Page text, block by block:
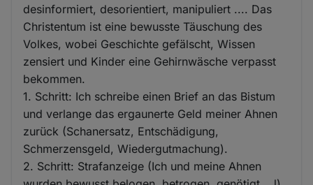
desinformiert, desorientiert, manipuliert .... Das
Christentum ist eine bewusste Täuschung des
Volkes, wobei Geschichte gefälscht, Wissen
zensiert und Kinder eine Gehirnwäsche verpasst
bekommen.
1. Schritt: Ich schreibe einen Brief an das Bistum
und verlange das ergaunerte Geld meiner Ahnen
zurück (Schanersatz, Entschädigung,
Schmerzensgeld, Wiedergutmachung).
2. Schritt: Strafanzeige (Ich und meine Ahnen